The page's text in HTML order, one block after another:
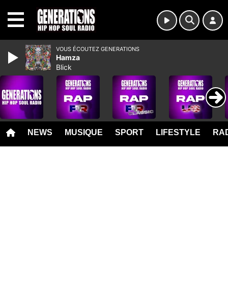
NEWS MUSIQUE SPORT LIFESTYLE
VOUS ÉCOUTEZ GENERATIONS
Hamza
Blick